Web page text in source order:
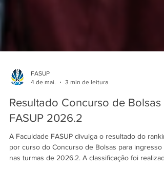
FASUP
3 min de leitura
Resultado Concurso de Bolsas